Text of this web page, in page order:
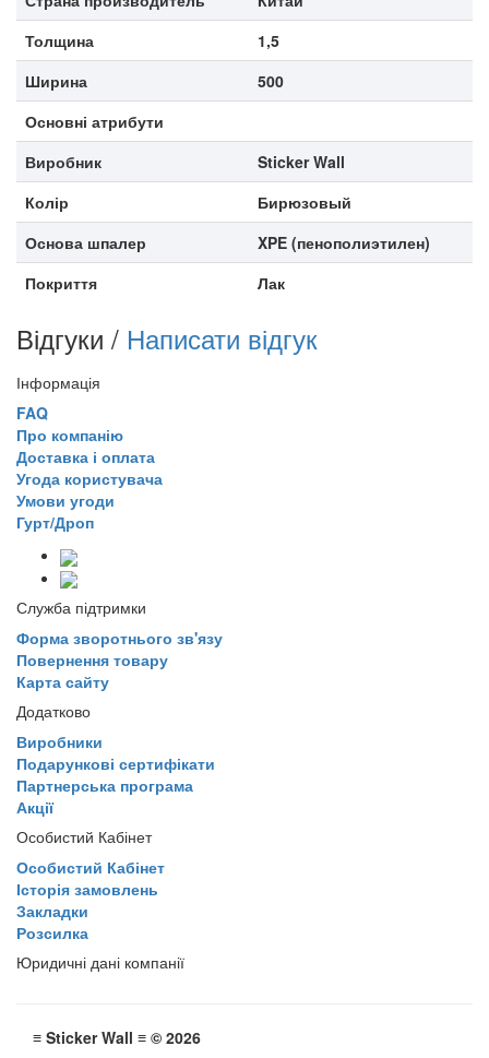
Толщина
1,5
Ширина
500
Основні атрибути
Виробник
Sticker Wall
Колір
Бирюзовый
Основа шпалер
XPE (пенополиэтилен)
Покриття
Лак
Відгуки / Написати відгук
Інформація
FAQ
Про компанію
Доставка і оплата
Угода користувача
Умови угоди
Гурт/Дроп
Служба підтримки
Форма зворотнього зв'язу
Повернення товару
Карта сайту
Додатково
Виробники
Подарункові сертифікати
Партнерська програма
Акції
Особистий Кабінет
Особистий Кабінет
Історія замовлень
Закладки
Розсилка
Юридичні дані компанії
≡ Sticker Wall ≡ © 2026